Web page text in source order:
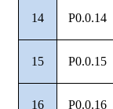
14 P0.0.14
15 P0.0.15
16 P0.0.16